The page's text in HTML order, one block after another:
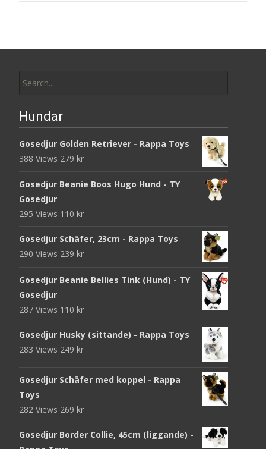
for:
Hundar
Gosedjur Golden Retriever - Rappa Toys
388 Views 279 kr
Gosedjur Beanie Boos Hugo Hund - TY
Gosedjur
295 Views 110 kr
Gosedjur Schäfer, 23cm - Rappa Toys
290 Views 239 kr
Gosedjur Beanie Bellies Tink (Hund) - TY
Gosedjur
287 Views 110 kr
Gosedjur Husky (sittande) - Rappa Toys
283 Views 249 kr
Gosedjur Schäfer med koppel - Rappa
Toys
282 Views 269 kr
Gosedjur Border Collie, 45cm (liggande) -